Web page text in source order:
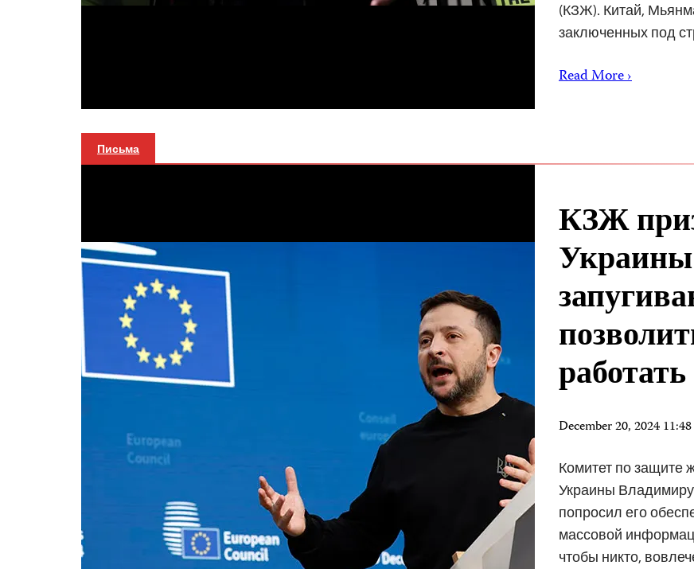
(КЗЖ). Китай,
заключенных под
Read More ›
Письма
КЗЖ
December 20, 2024
Комитет по защите
Украины Владимиру
попросил его
массовой
чтобы никто,